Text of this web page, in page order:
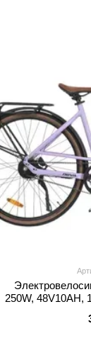
250W, 48V10AH,